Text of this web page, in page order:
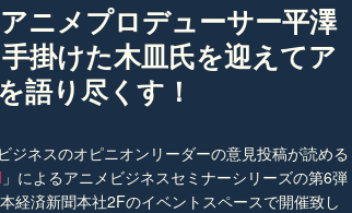
ニメプロデューサー平澤
掛けた木皿氏を迎えてア
語り尽くす！
ネスのオピニオンリーダーの意見投稿が読める
」によるアニメビジネスセミナーシリーズの第6弾
経済新聞本社2Fのイベントスペースで開催致し